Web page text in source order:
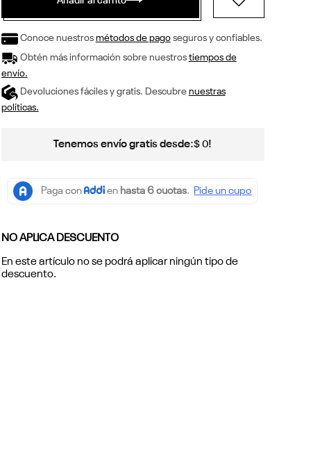
Conoce nuestros métodos de pagoseguros y confiables.
Obtén más información sobre nuestros tiempos de
envío.
Devoluciones fáciles y gratis. Descubre nuestras
políticas.
Tenemos envío gratis desde:$ 0!
NO APLICA DESCUENTO
En este artículo no se podrá aplicar ningún tipo de
descuento.